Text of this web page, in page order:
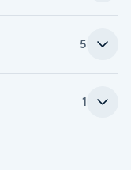
5
1